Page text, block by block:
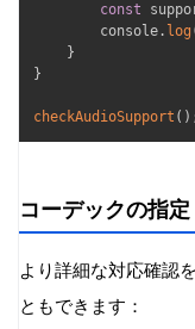
const
        console
. log
}
}
checkAudioSupport ( )
コーデックの指定
より詳細な対応確認
ともできます：